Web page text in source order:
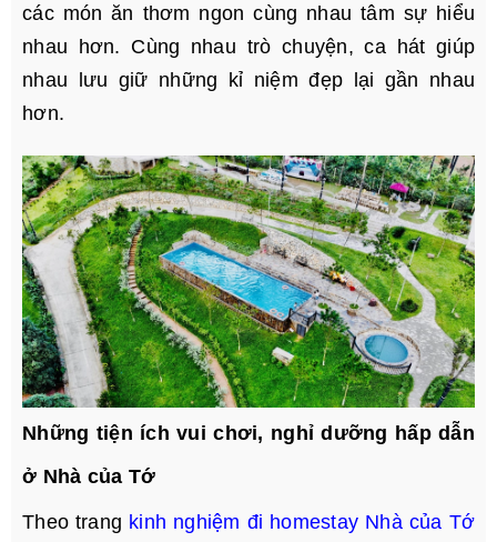
các món ăn thơm ngon cùng nhau tâm sự hiểu
nhau hơn. Cùng nhau trò chuyện, ca hát giúp
nhau lưu giữ những kỉ niệm đẹp lại gần nhau
hơn.
Những tiện ích vui chơi, nghỉ dưỡng hấp dẫn
ở Nhà của Tớ
Theo trang kinh nghiệm đi homestay Nhà của Tớ